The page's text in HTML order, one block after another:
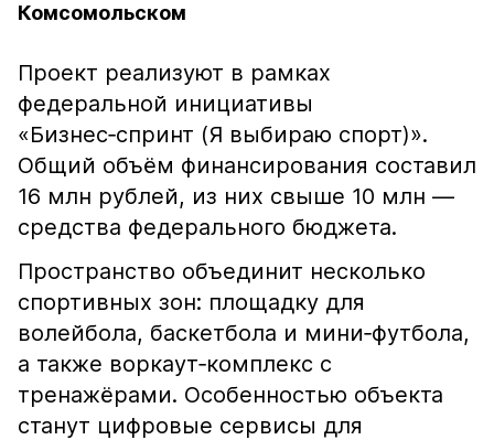
Комсомольском
Проект реализуют в рамках
федеральной инициативы
«Бизнес‑спринт (Я выбираю спорт)».
Общий объём финансирования составил
16 млн рублей, из них свыше 10 млн —
средства федерального бюджета.
Пространство объединит несколько
спортивных зон: площадку для
волейбола, баскетбола и мини‑футбола,
а также воркаут‑комплекс с
тренажёрами. Особенностью объекта
станут цифровые сервисы для